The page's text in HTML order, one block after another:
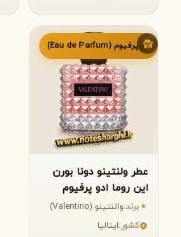
ادو پرفیوم (Eau de Parfum)
عطر ولنتینو دونا بورن
این روما ادو پرفیوم
زنانه (Valentino Donna
Born In Roma
برند:والنتینو (Valentino)
کشور:ایتالیا